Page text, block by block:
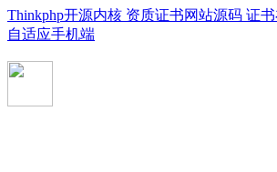
Thinkphp开源内核 资质证书网站源码 证
自适应手机端